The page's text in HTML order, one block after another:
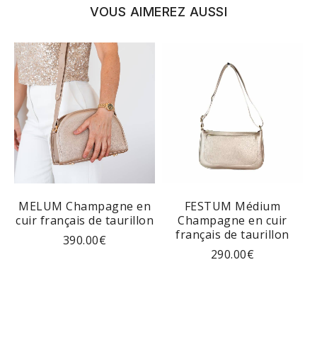
VOUS AIMEREZ AUSSI
MELUM Champagne en
cuir français de taurillon
390.00€
FESTUM Médium
Champagne en cuir
français de taurillon
290.00€